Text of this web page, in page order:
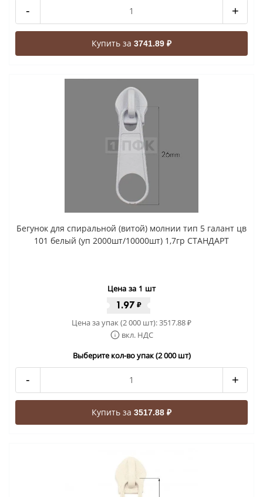
- +
Купить за 3741.89 ₽
Бегунок для спиральной (витой) молнии тип 5 галант цв
101 белый (уп 2000шт/10000шт) 1,7гр СТАНДАРТ
Цена за 1 шт
1.97₽
Цена за упак (2 000 шт):3517.88₽
вкл. НДС
Выберите кол-во упак (2 000 шт)
- +
Купить за 3517.88 ₽